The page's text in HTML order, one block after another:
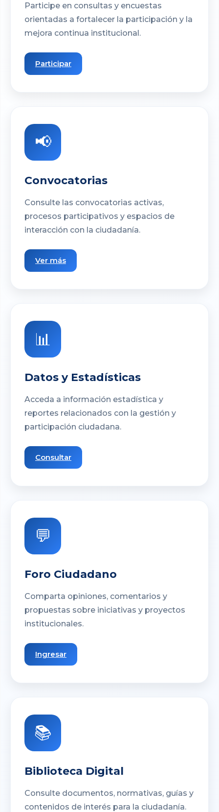
Participe en consultas y encuestas
orientadas a fortalecer la participación y la
mejora continua institucional.
Participar
📢
Convocatorias
Consulte las convocatorias activas,
procesos participativos y espacios de
interacción con la ciudadanía.
Ver más
📊
Datos y Estadísticas
Acceda a información estadística y
reportes relacionados con la gestión y
participación ciudadana.
Consultar
💬
Foro Ciudadano
Comparta opiniones, comentarios y
propuestas sobre iniciativas y proyectos
institucionales.
Ingresar
📚
Biblioteca Digital
Consulte documentos, normativas, guías y
contenidos de interés para la ciudadanía.